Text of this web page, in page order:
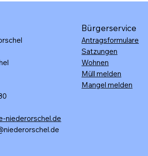
niederorschel.de
Bürgerservice
Antragsformulare
Satzungen
Wohnen
Müll melden
Mangel melden